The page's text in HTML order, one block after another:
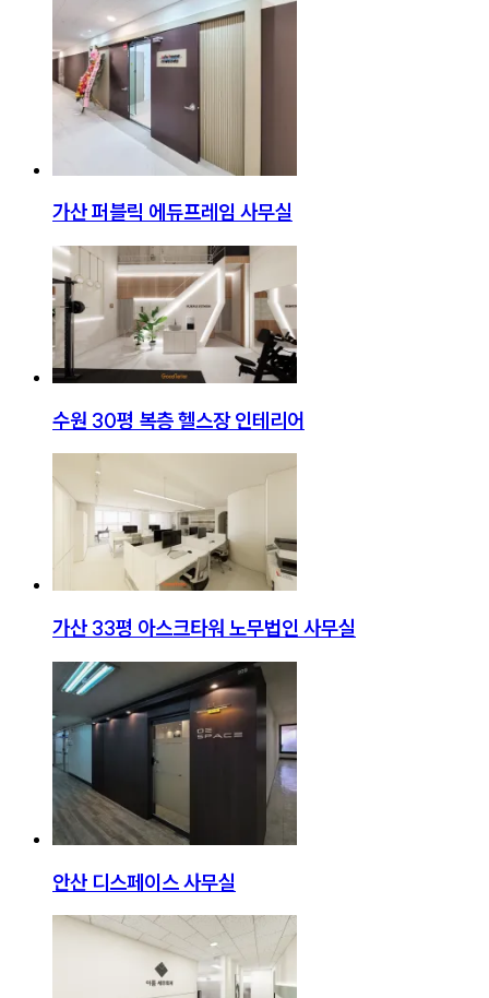
가산 퍼블릭 에듀프레임 사무실
수원 30평 복층 헬스장 인테리어
가산 33평 아스크타워 노무법인 사무실
안산 디스페이스 사무실